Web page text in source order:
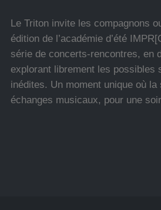
Le Triton invite les compagnons
édition de l’académie d’été
série de concerts-rencontres, en
explorant librement les possibles
inédites. Un moment unique où
échanges musicaux, pour une